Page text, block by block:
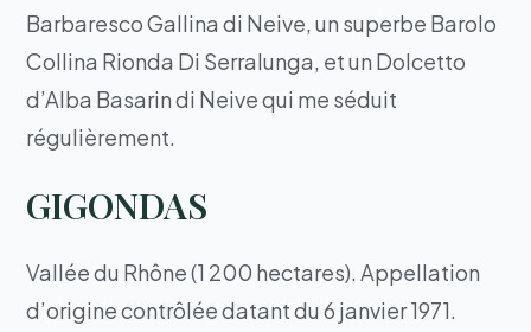
Barbaresco Gallina di Neive, un superbe Barolo
Collina Rionda Di Serralunga, et un Dolcetto
d’Alba Basarin di Neive qui me séduit
régulièrement.
GIGONDAS
Vallée du Rhône (1 200 hectares). Appellation
d’origine contrôlée datant du 6 janvier 1971.